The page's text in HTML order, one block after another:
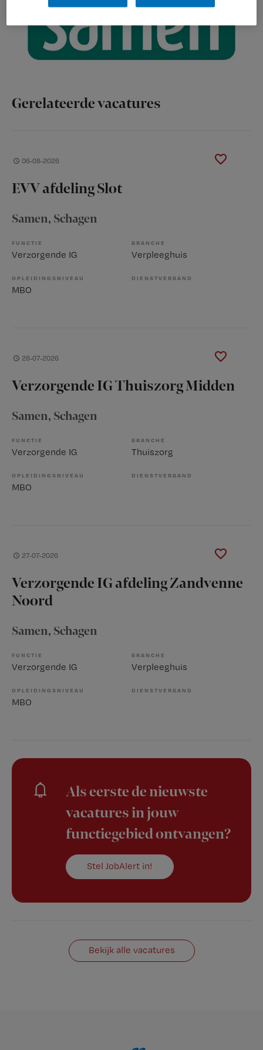
Gerelateerde vacatures
06-08-2026
EVV afdeling Slot
Samen, Schagen
FUNCTIE
Verzorgende IG
BRANCHE
Verpleeghuis
OPLEIDINGSNIVEAU
MBO
DIENSTVERBAND
28-07-2026
Verzorgende IG Thuiszorg Midden
Samen, Schagen
FUNCTIE
Verzorgende IG
BRANCHE
Thuiszorg
OPLEIDINGSNIVEAU
MBO
DIENSTVERBAND
27-07-2026
Verzorgende IG afdeling Zandvenne
Noord
Samen, Schagen
FUNCTIE
Verzorgende IG
BRANCHE
Verpleeghuis
OPLEIDINGSNIVEAU
MBO
DIENSTVERBAND
Als eerste de nieuwste
vacatures in jouw
functiegebied ontvangen?
Stel JobAlert in!
Bekijk alle vacatures